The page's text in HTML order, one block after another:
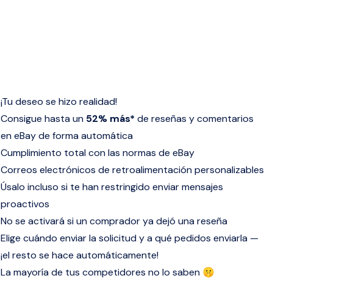
¡Tu deseo se hizo realidad!
Consigue hasta un 52% más* de reseñas y comentarios
en eBay de forma automática
Cumplimiento total con las normas de eBay
Correos electrónicos de retroalimentación personalizables
Úsalo incluso si te han restringido enviar mensajes
proactivos
No se activará si un comprador ya dejó una reseña
Elige cuándo enviar la solicitud y a qué pedidos enviarla —
¡el resto se hace automáticamente!
La mayoría de tus competidores no lo saben 🤫